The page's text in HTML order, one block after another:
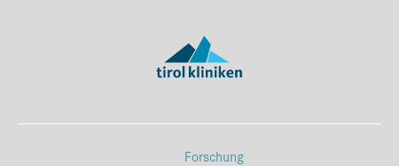
Forschung